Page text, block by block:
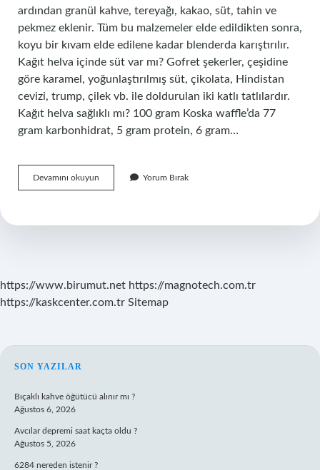
ardından granül kahve, tereyağı, kakao, süt, tahin ve
pekmez eklenir. Tüm bu malzemeler elde edildikten sonra,
koyu bir kıvam elde edilene kadar blenderda karıştırılır.
Kağıt helva içinde süt var mı? Gofret şekerler, çeşidine
göre karamel, yoğunlaştırılmış süt, çikolata, Hindistan
cevizi, trump, çilek vb. ile doldurulan iki katlı tatlılardır.
Kağıt helva sağlıklı mı? 100 gram Koska waffle’da 77
gram karbonhidrat, 5 gram protein, 6 gram…
Devamını okuyun
Helvada
Mı
Yorum Bırak
https://www.birumut.net https://magnotech.com.tr
https://kaskcenter.com.tr Sitemap
SIDEBAR
SON YAZILAR
Bıçaklı kahve öğütücü alınır mı ?
Ağustos 6, 2026
Avcılar depremi saat kaçta oldu ?
Ağustos 5, 2026
6284 nereden istenir ?